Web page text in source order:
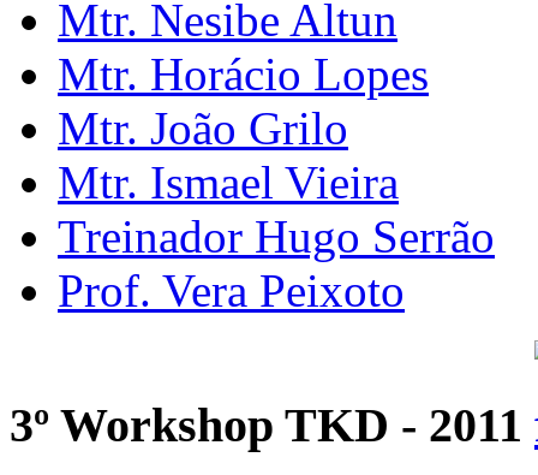
Mtr. Nesibe Altun
Mtr. Horácio Lopes
Mtr. João Grilo
Mtr. Ismael Vieira
Treinador Hugo Serrão
Prof. Vera Peixoto
3º Workshop TKD - 2011